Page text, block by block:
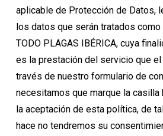
aplicable de Protección de Datos,
los datos que serán tratados
TODO PLAGAS IBÉRICA, cuya
es la prestación del servicio que
través de nuestro formulario de
necesitamos que marque la casilla
la aceptación de esta política, de
hace no tendremos su